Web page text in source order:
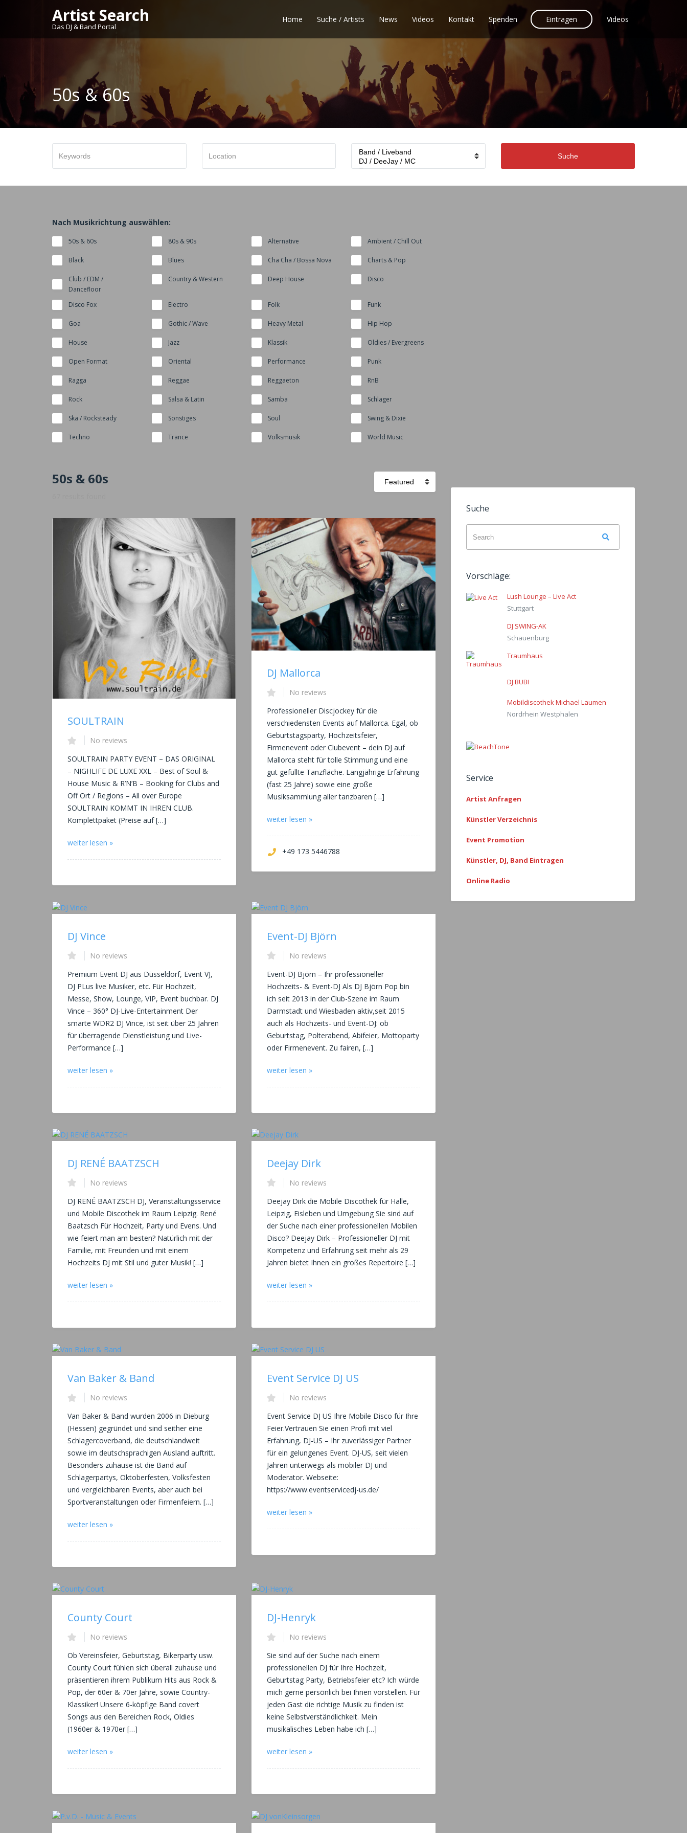
Artist Search
Das DJ & Band Portal
Home Suche / Artists News Videos Kontakt Spenden Eintragen Videos
50s & 60s
Categories
Suche
Nach Musikrichtung auswählen:
50s & 60s 80s & 90s Alternative Ambient / Chill Out
Black Blues Cha Cha / Bossa Nova Charts & Pop
Club / EDM /
Dancefloor
Country & Western Deep House Disco
Disco Fox Electro Folk Funk
Goa Gothic / Wave Heavy Metal Hip Hop
House Jazz Klassik Oldies / Evergreens
Open Format Oriental Performance Punk
Ragga Reggae Reggaeton RnB
Rock Salsa & Latin Samba Schlager
Ska / Rocksteady Sonstiges Soul Swing & Dixie
Techno Trance Volksmusik World Music
50s & 60s
Sort
by:
SOULTRAIN
No reviews
SOULTRAIN PARTY EVENT – DAS ORIGINAL
– NIGHLIFE DE LUXE XXL – Best of Soul &
House Music & R’N’B – Booking for Clubs and
Off Ort / Regions – All over Europe
SOULTRAIN KOMMT IN IHREN CLUB.
Komplettpaket (Preise auf […]
weiter lesen »
DJ Mallorca
No reviews
Professioneller Discjockey für die
verschiedensten Events auf Mallorca. Egal, ob
Geburtstagsparty, Hochzeitsfeier,
Firmenevent oder Clubevent – dein DJ auf
Mallorca steht für tolle Stimmung und eine
gut gefüllte Tanzfläche. Langjährige Erfahrung
(fast 25 Jahre) sowie eine große
Musiksammlung aller tanzbaren […]
weiter lesen »
+49 173 5446788
DJ Vince
No reviews
Premium Event DJ aus Düsseldorf, Event VJ,
DJ PLus live Musiker, etc. Für Hochzeit,
Messe, Show, Lounge, VIP, Event buchbar. DJ
Vince – 360° DJ-Live-Entertainment Der
smarte WDR2 DJ Vince, ist seit über 25 Jahren
für überragende Dienstleistung und Live-
Performance […]
weiter lesen »
Event-DJ Björn
No reviews
Event-DJ Björn – Ihr professioneller
Hochzeits- & Event-DJ Als DJ Björn Pop bin
ich seit 2013 in der Club-Szene im Raum
Darmstadt und Wiesbaden aktiv,seit 2015
auch als Hochzeits- und Event-DJ: ob
Geburtstag, Polterabend, Abifeier, Mottoparty
oder Firmenevent. Zu fairen, […]
weiter lesen »
DJ RENÉ BAATZSCH
No reviews
DJ RENÉ BAATZSCH DJ, Veranstaltungsservice
und Mobile Discothek im Raum Leipzig. René
Baatzsch Für Hochzeit, Party und Evens. Und
wie feiert man am besten? Natürlich mit der
Familie, mit Freunden und mit einem
Hochzeits DJ mit Stil und guter Musik! […]
weiter lesen »
Deejay Dirk
No reviews
Deejay Dirk die Mobile Discothek für Halle,
Leipzig, Eisleben und Umgebung Sie sind auf
der Suche nach einer professionellen Mobilen
Disco? Deejay Dirk – Professioneller DJ mit
Kompetenz und Erfahrung seit mehr als 29
Jahren bietet Ihnen ein großes Repertoire […]
weiter lesen »
Van Baker & Band
No reviews
Van Baker & Band wurden 2006 in Dieburg
(Hessen) gegründet und sind seither eine
Schlagercoverband, die deutschlandweit
sowie im deutschsprachigen Ausland auftritt.
Besonders zuhause ist die Band auf
Schlagerpartys, Oktoberfesten, Volksfesten
und vergleichbaren Events, aber auch bei
Sportveranstaltungen oder Firmenfeiern. […]
weiter lesen »
Event Service DJ US
No reviews
Event Service DJ US Ihre Mobile Disco für Ihre
Feier.Vertrauen Sie einen Profi mit viel
Erfahrung, DJ-US – Ihr zuverlässiger Partner
für ein gelungenes Event. DJ-US, seit vielen
Jahren unterwegs als mobiler DJ und
Moderator. Webseite:
https://www.eventservicedj-us.de/
weiter lesen »
County Court
No reviews
Ob Vereinsfeier, Geburtstag, Bikerparty usw.
County Court fühlen sich überall zuhause und
präsentieren ihrem Publikum Hits aus Rock &
Pop, der 60er & 70er Jahre, sowie Country-
Klassiker! Unsere 6-köpfige Band covert
Songs aus den Bereichen Rock, Oldies
(1960er & 1970er […]
weiter lesen »
DJ-Henryk
No reviews
Sie sind auf der Suche nach einem
professionellen DJ für Ihre Hochzeit,
Geburtstag Party, Betriebsfeier etc? Ich würde
mich gerne persönlich bei Ihnen vorstellen. Für
jeden Gast die richtige Musik zu finden ist
keine Selbstverständlichkeit. Mein
musikalisches Leben habe ich […]
weiter lesen »
Suche
for:
Vorschläge:
Lush Lounge – Live Act
Stuttgart
DJ SWING-AK
Schauenburg
Traumhaus
DJ BUBI
Mobildiscothek Michael Laumen
Nordrhein Westphalen
Service
Artist Anfragen
Künstler Verzeichnis
Event Promotion
Künstler, DJ, Band Eintragen
Online Radio